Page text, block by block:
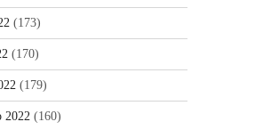
(173)
(170)
(179)
2022 (160)